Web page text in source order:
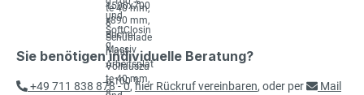
Sie benötigen individuelle Beratung?
+49 711 838 878 - 0,hier Rückruf vereinbaren, oder per
Mail